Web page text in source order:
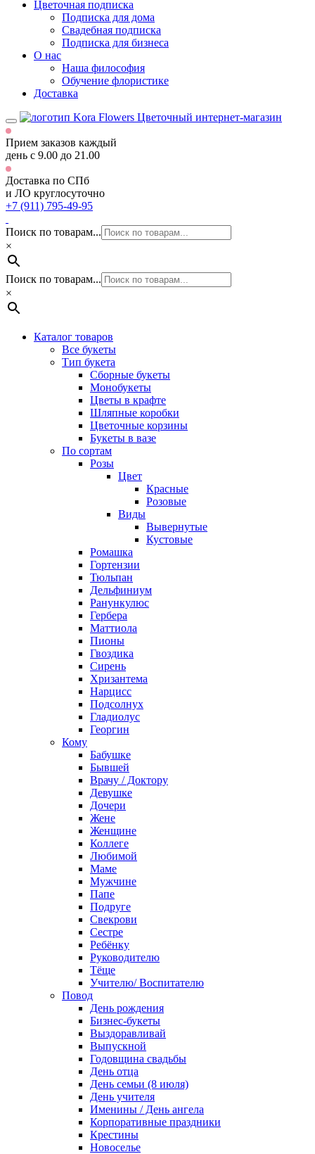
Цветочная подписка
Подписка для дома
Свадебная подписка
Подписка для бизнеса
О нас
Наша философия
Обучение флористике
Доставка
Цветочный интернет-магазин
Прием заказов каждый
день с 9.00 до 21.00
Доставка по СПб
и ЛО круглосуточно
+7 (911) 795-49-95
Поиск по товарам...
×
Поиск по товарам...
×
Каталог товаров
Все букеты
Тип букета
Сборные букеты
Монобукеты
Цветы в крафте
Шляпные коробки
Цветочные корзины
Букеты в вазе
По сортам
Розы
Цвет
Красные
Розовые
Виды
Вывернутые
Кустовые
Ромашка
Гортензии
Тюльпан
Дельфиниум
Ранункулюс
Гербера
Маттиола
Пионы
Гвоздика
Сирень
Хризантема
Нарцисс
Подсолнух
Гладиолус
Георгин
Кому
Бабушке
Бывшей
Врачу / Доктору
Девушке
Дочери
Жене
Женщине
Коллеге
Любимой
Маме
Мужчине
Папе
Подруге
Свекрови
Сестре
Ребёнку
Руководителю
Тёще
Учителю/ Воспитателю
Повод
День рождения
Бизнес-букеты
Выздоравливай
Выпускной
Годовщина свадьбы
День отца
День семьи (8 июля)
День учителя
Именины / День ангела
Корпоративные праздники
Крестины
Новоселье